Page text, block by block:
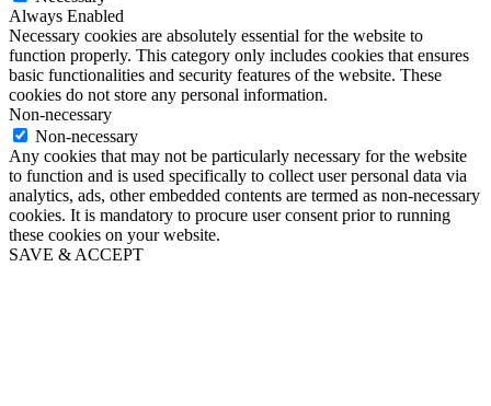
Always Enabled
Necessary cookies are absolutely essential for the website to
function properly. This category only includes cookies that ensures
basic functionalities and security features of the website. These
cookies do not store any personal information.
Non-necessary
Non-necessary
Any cookies that may not be particularly necessary for the website
to function and is used specifically to collect user personal data via
analytics, ads, other embedded contents are termed as non-necessary
cookies. It is mandatory to procure user consent prior to running
these cookies on your website.
SAVE & ACCEPT